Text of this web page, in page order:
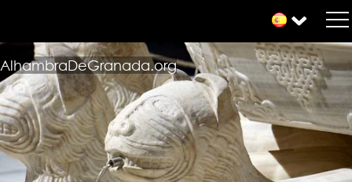
AlhambraDeGranada.org